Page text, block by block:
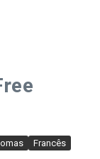
Francês